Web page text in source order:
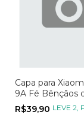
Capa para
9A Fé Bênçãos
Estrelas
R$39,90 LEVE 2,